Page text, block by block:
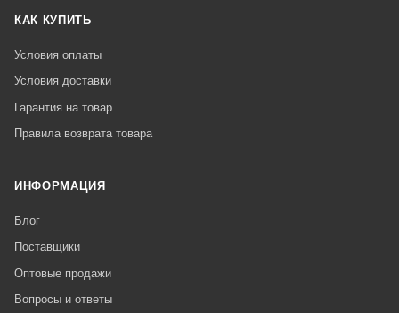
КАК КУПИТЬ
Условия оплаты
Условия доставки
Гарантия на товар
Правила возврата товара
ИНФОРМАЦИЯ
Блог
Поставщики
Оптовые продажи
Вопросы и ответы